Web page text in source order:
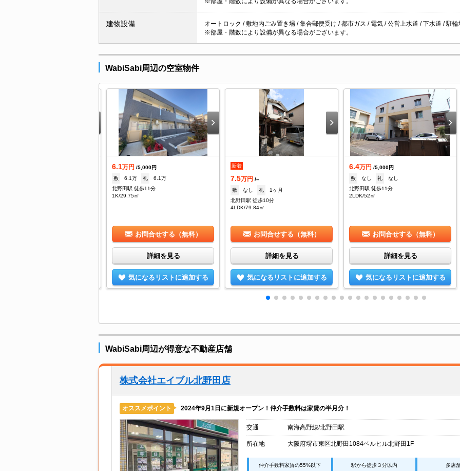
建物設備
オートロック / 敷地内ごみ置き場 / 集合郵便受け / 都市ガス / 電気 / 公営上水道 / 下水道 / 駐輪
※部屋・階数により設備が異なる場合がございます。
WabiSabi周辺の空室物件
6.1万円 /5,000円
敷
6.1万 礼
6.1万
北野田駅 徒歩11分
1K/29.75㎡
お問合せする（無料）
詳細を見る
気になるリストに追加する
新着
7.5万円 /--
敷
なし 礼
1ヶ月
北野田駅 徒歩10分
4LDK/79.84㎡
お問合せする（無料）
詳細を見る
気になるリストに追加する
6.4万円 /5,000円
敷
なし 礼
なし
北野田駅 徒歩11分
2LDK/52㎡
お問合せする（無料）
詳細を見る
気になるリストに追加する
WabiSabi周辺が得意な不動産店舗
株式会社エイブル北野田店
オススメポイント 2024年9月1日に新規オープン！仲介手数料は家賃の半月分！
交通 南海高野線/北野田駅
所在地 大阪府堺市東区北野田1084ベルヒル北野田1F
仲介手数料家賃の55%以下 駅から徒歩３分以内 多店